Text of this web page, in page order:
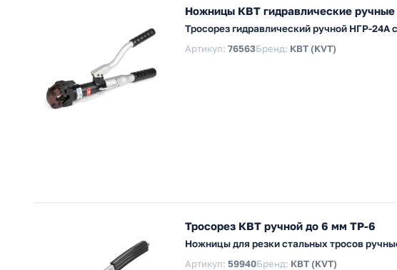
Ножницы КВТ гидравлические
Тросорез гидравлический ручной НГР-24A
Артикул: 76563Бренд: КВТ (KVT)
Тросорез КВТ ручной до 6 мм ТР-6
Ножницы для резки стальных тросов
Артикул: 59940Бренд: КВТ (KVT)